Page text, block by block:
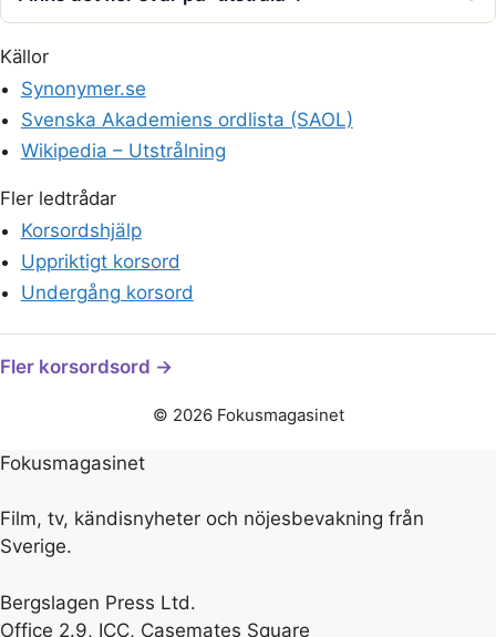
Källor
Synonymer.se
Svenska Akademiens ordlista (SAOL)
Wikipedia – Utstrålning
Fler ledtrådar
Korsordshjälp
Uppriktigt korsord
Undergång korsord
Fler korsordsord →
© 2026 Fokusmagasinet
Fokusmagasinet
Film, tv, kändisnyheter och nöjesbevakning från
Sverige.
Bergslagen Press Ltd.
Office 2.9, ICC, Casemates Square